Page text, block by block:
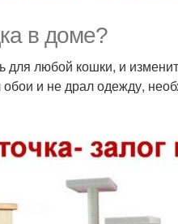
в доме?
для любой кошки, и
и не драл одежду,